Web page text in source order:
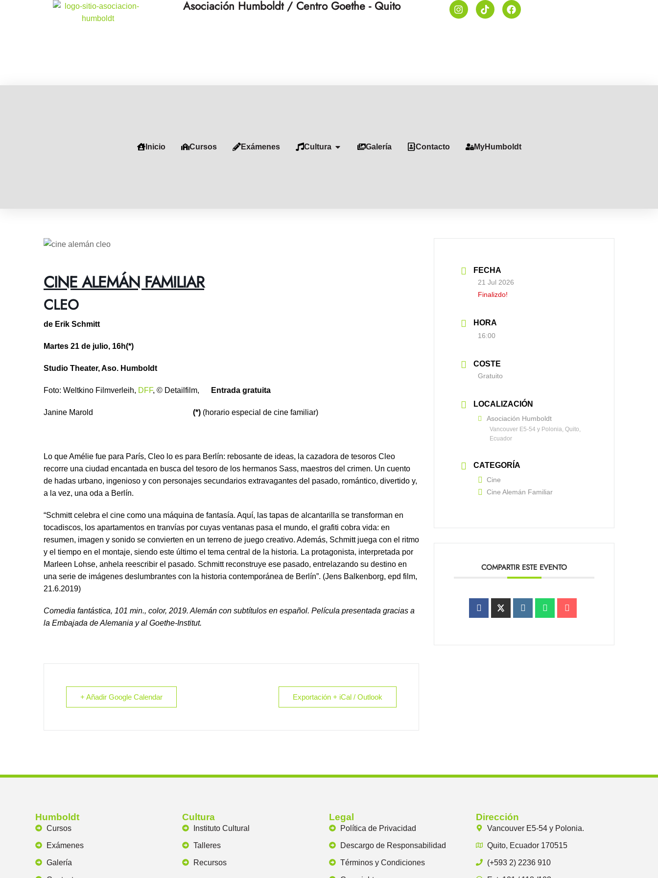
Asociación Humboldt / Centro Goethe - Quito
Inicio Cursos Exámenes Cultura Galería Contacto MyHumboldt
CINE ALEMÁN FAMILIAR
CLEO
de Erik Schmitt
Martes 21 de julio, 16h(*)
Studio Theater, Aso. Humboldt
Foto: Weltkino Filmverleih, DFF, © Detailfilm, Entrada gratuita
Janine Marold (*) (horario especial de cine familiar)
Lo que Amélie fue para París, Cleo lo es para Berlín: rebosante de ideas, la cazadora de tesoros Cleo
recorre una ciudad encantada en busca del tesoro de los hermanos Sass, maestros del crimen. Un cuento
de hadas urbano, ingenioso y con personajes secundarios extravagantes del pasado, romántico, divertido y,
a la vez, una oda a Berlín.
“Schmitt celebra el cine como una máquina de fantasía. Aquí, las tapas de alcantarilla se transforman en
tocadiscos, los apartamentos en tranvías por cuyas ventanas pasa el mundo, el grafiti cobra vida: en
resumen, imagen y sonido se convierten en un terreno de juego creativo. Además, Schmitt juega con el ritmo
y el tiempo en el montaje, siendo este último el tema central de la historia. La protagonista, interpretada por
Marleen Lohse, anhela reescribir el pasado. Schmitt reconstruye ese pasado, entrelazando su destino en
una serie de imágenes deslumbrantes con la historia contemporánea de Berlín”. (Jens Balkenborg, epd film,
21.6.2019)
Comedia fantástica, 101 min., color, 2019. Alemán con subtítulos en español. Película presentada gracias a
la Embajada de Alemania y al Goethe-Institut.
+ Añadir Google Calendar Exportación + iCal / Outlook
FECHA
21 Jul 2026
Finalizdo!
HORA
16:00
COSTE
Gratuito
LOCALIZACIÓN
Asociación Humboldt
Vancouver E5-54 y Polonia, Quito,
Ecuador
CATEGORÍA
Cine
Cine Alemán Familiar
COMPARTIR ESTE EVENTO
Humboldt
Cursos
Exámenes
Galería
Cultura
Instituto Cultural
Talleres
Recursos
Legal
Política de Privacidad
Descargo de Responsabilidad
Términos y Condiciones
Dirección
Vancouver E5-54 y Polonia.
Quito, Ecuador 170515
(+593 2) 2236 910